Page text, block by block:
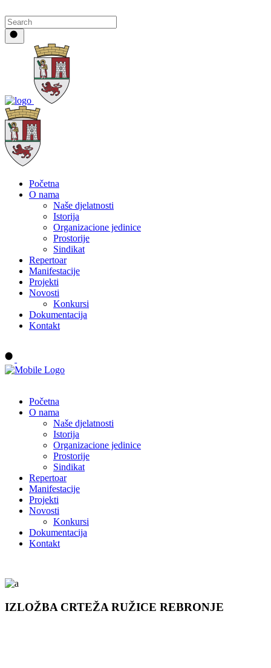
Početna
O nama
Naše djelatnosti
Istorija
Organizacione jedinice
Prostorije
Sindikat
Repertoar
Manifestacije
Projekti
Novosti
Konkursi
Dokumentacija
Kontakt
Početna
O nama
Naše djelatnosti
Istorija
Organizacione jedinice
Prostorije
Sindikat
Repertoar
Manifestacije
Projekti
Novosti
Konkursi
Dokumentacija
Kontakt
IZLOŽBA CRTEŽA RUŽICE REBRONJE